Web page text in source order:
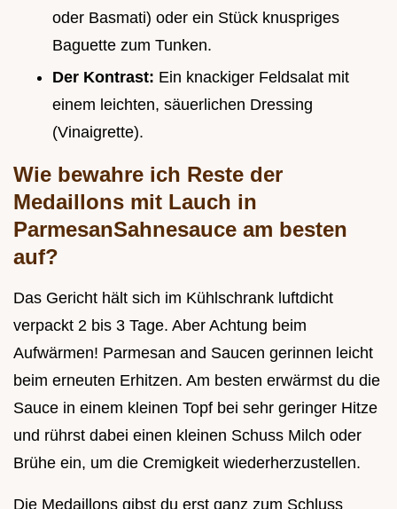
oder Basmati) oder ein Stück knuspriges
Baguette zum Tunken.
Der Kontrast: Ein knackiger Feldsalat mit
einem leichten, säuerlichen Dressing
(Vinaigrette).
Wie bewahre ich Reste der
Medaillons mit Lauch in
ParmesanSahnesauce am besten
auf?
Das Gericht hält sich im Kühlschrank luftdicht
verpackt 2 bis 3 Tage. Aber Achtung beim
Aufwärmen! Parmesan and Saucen gerinnen leicht
beim erneuten Erhitzen. Am besten erwärmst du die
Sauce in einem kleinen Topf bei sehr geringer Hitze
und rührst dabei einen kleinen Schuss Milch oder
Brühe ein, um die Cremigkeit wiederherzustellen.
Die Medaillons gibst du erst ganz zum Schluss